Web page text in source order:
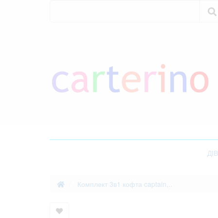
Комплект 3в1 кофта captain,..